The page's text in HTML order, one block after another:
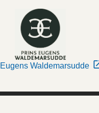
Waldemarsudde